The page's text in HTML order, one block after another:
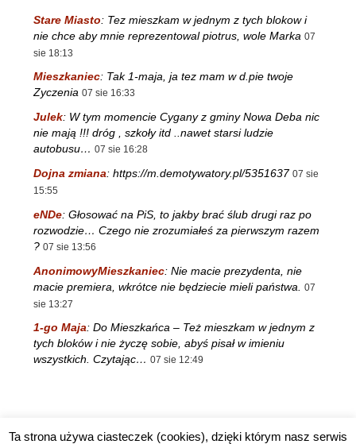
Stare Miasto: Tez mieszkam w jednym z tych blokow i
nie chce aby mnie reprezentowal piotrus, wole Marka 07
sie 18:13
Mieszkaniec: Tak 1-maja, ja tez mam w d.pie twoje
Zyczenia 07 sie 16:33
Julek: W tym momencie Cygany z gminy Nowa Deba nic
nie mają !!! dróg , szkoły itd ..nawet starsi ludzie
autobusu… 07 sie 16:28
Dojna zmiana: https://m.demotywatory.pl/5351637 07 sie
15:55
eNDe: Głosować na PiS, to jakby brać ślub drugi raz po
rozwodzie… Czego nie zrozumiałeś za pierwszym razem
? 07 sie 13:56
AnonimowyMieszkaniec: Nie macie prezydenta, nie
macie premiera, wkrótce nie będziecie mieli państwa.
07
sie 13:27
1-go Maja: Do Mieszkańca – Też mieszkam w jednym z
tych bloków i nie życzę sobie, abyś pisał w imieniu
wszystkich. Czytając… 07 sie 12:49
Ta strona używa ciasteczek (cookies), dzięki którym nasz serwis